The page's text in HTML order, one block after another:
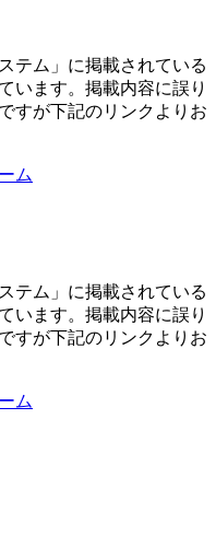
テム」に掲載されている
います。掲載内容に誤り
すが下記のリンクよりお
ム
テム」に掲載されている
います。掲載内容に誤り
すが下記のリンクよりお
ム